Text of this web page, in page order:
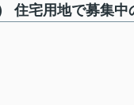
住宅用地で募集中